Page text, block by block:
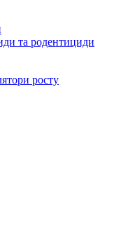
та родентициди
росту